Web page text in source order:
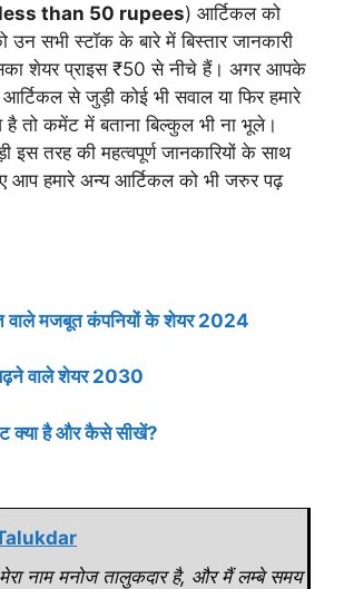
than 50 rupees) आर्टिकल को
सभी स्टॉक के बारे में बिस्तार जानकारी
शेयर प्राइस ₹50 से नीचे हैं। अगर आपके
से जुड़ी कोई भी सवाल या फिर हमारे
है तो कमेंट में बताना बिल्कुल भी ना भूले।
इस तरह की महत्वपूर्ण जानकारियों के साथ
आप हमारे अन्य आर्टिकल को भी जरुर पढ़
वाले मजबूत कंपनियों के शेयर 2024
वाले शेयर 2030
क्या है और कैसे सीखें?
मेरा नाम मनोज तालुकदार है, और मैं लम्बे समय